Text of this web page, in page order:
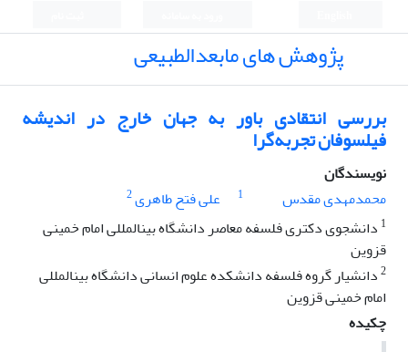
پژوهش های مابعدالطبیعی
بررسی انتقادی باور به جهان خارج در اندیشه
فیلسوفان تجربه‌گرا
نویسندگان
محمدمهدی مقدس
1 علی فتح طاهری2
1
دانشجوی دکتری فلسفه معاصر دانشگاه بین‎المللی امام خمینی
قزوین
2
دانشیار گروه فلسفه دانشکده علوم انسانی دانشگاه بین‎المللی
امام خمینی قزوین
چکیده